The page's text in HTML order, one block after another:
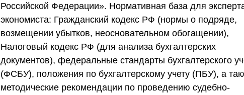
Российской Федерации». Нормативная база для
экономиста: Гражданский кодекс РФ (нормы о подряде,
возмещении убытков, неосновательном обогащении),
Налоговый кодекс РФ (для анализа бухгалтерских
документов), федеральные стандарты бухгалтерского
(ФСБУ), положения по бухгалтерскому учету (ПБУ), а
методические рекомендации по проведению судебно-